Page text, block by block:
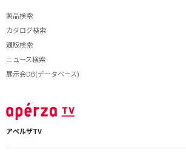
製品検索
カタログ検索
通販検索
ニュース検索
展示会DB(データベース)
アペルザTV